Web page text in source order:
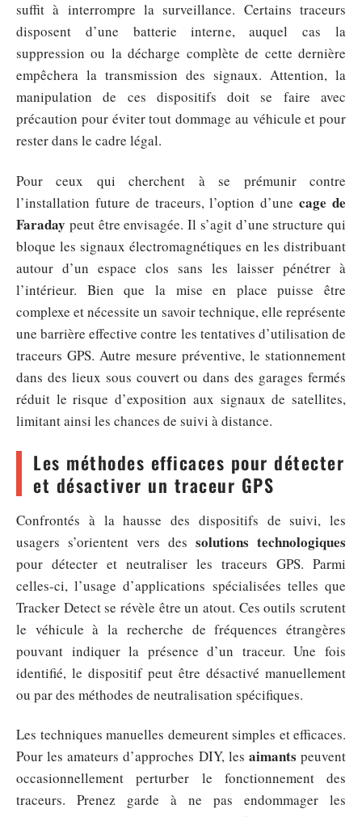
suffit à interrompre la surveillance. Certains traceurs
disposent d’une batterie interne, auquel cas la
suppression ou la décharge complète de cette dernière
empêchera la transmission des signaux. Attention, la
manipulation de ces dispositifs doit se faire avec
précaution pour éviter tout dommage au véhicule et pour
rester dans le cadre légal.
Pour ceux qui cherchent à se prémunir contre
l’installation future de traceurs, l’option d’unecage de
Faraday peut être envisagée. Il s’agit d’une structure qui
bloque les signaux électromagnétiques en les distribuant
autour d’un espace clos sans les laisser pénétrer à
l’intérieur. Bien que la mise en place puisse être
complexe et nécessite un savoir technique, elle représente
une barrière effective contre les tentatives d’utilisation de
traceurs GPS. Autre mesure préventive, le stationnement
dans des lieux sous couvert ou dans des garages fermés
réduit le risque d’exposition aux signaux de satellites,
limitant ainsi les chances de suivi à distance.
Les méthodes efficaces pour détecter
et désactiver un traceur GPS
Confrontés à la hausse des dispositifs de suivi, les
usagers s’orientent vers des solutions technologiques
pour détecter et neutraliser les traceurs GPS. Parmi
celles-ci, l’usage d’applications spécialisées telles que
Tracker Detect se révèle être un atout. Ces outils scrutent
le véhicule à la recherche de fréquences étrangères
pouvant indiquer la présence d’un traceur. Une fois
identifié, le dispositif peut être désactivé manuellement
ou par des méthodes de neutralisation spécifiques.
Les techniques manuelles demeurent simples et efficaces.
Pour les amateurs d’approches DIY, les aimants peuvent
occasionnellement perturber le fonctionnement des
traceurs. Prenez garde à ne pas endommager les